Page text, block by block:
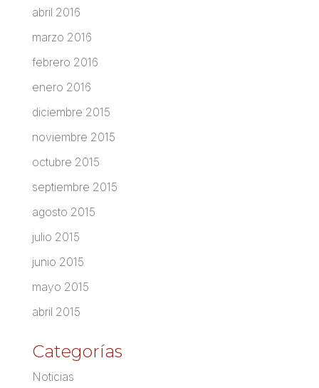
abril 2016
marzo 2016
febrero 2016
enero 2016
diciembre 2015
noviembre 2015
octubre 2015
septiembre 2015
agosto 2015
julio 2015
junio 2015
mayo 2015
abril 2015
Categorías
Noticias